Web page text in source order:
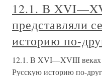
12.1. В
представляли
историю по-
12.1. В XVI—XVIII веках
Русскую историю по-